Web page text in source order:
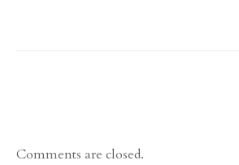
Comments are closed.